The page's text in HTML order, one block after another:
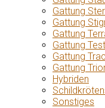
Gattung
Gattung
Gattung
Gattung
Gattung
Gattung
Hybriden
Sonstiges